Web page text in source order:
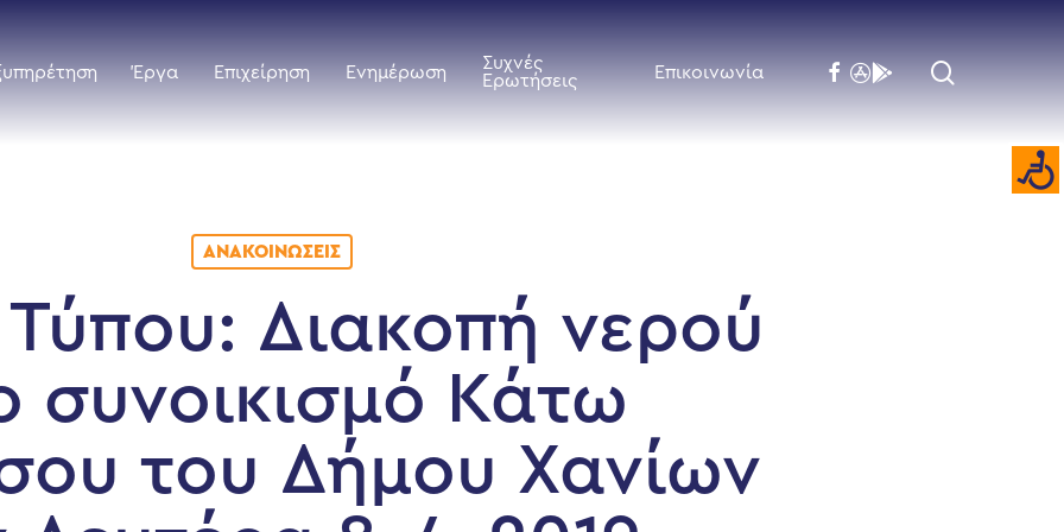
Έργα Επιχείρηση Ενημέρωση
Συχνές
Ερωτήσεις
Επικοινωνία facebook
flickrbehance
ΑΝΑΚΟΙΝΏΣΕΙΣ
Τύπου: Διακοπή νερού
συνοικισμό Κάτω
του Δήμου Χανίων